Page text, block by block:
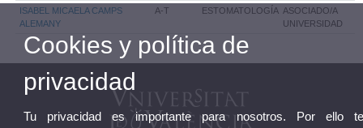
ISABEL MICAELA CAMPS
ALEMANY
A-T ESTOMATOLOGÍA ASOCIADO/A
UNIVERSIDAD
Cookies y política de
privacidad
Tu privacidad es importante para nosotros. Por ello